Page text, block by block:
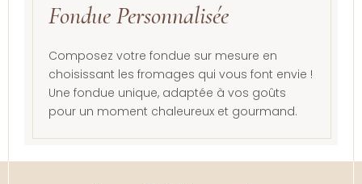
Fondue Personnalisée
Composez votre fondue sur mesure en
choisissant les fromages qui vous font envie !
Une fondue unique, adaptée à vos goûts
pour un moment chaleureux et gourmand.